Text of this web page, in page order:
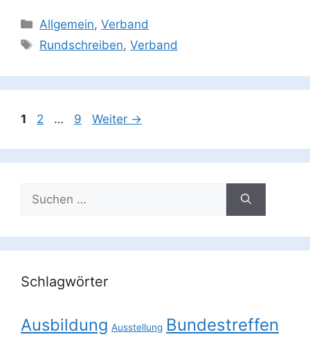
Kategorien
Allgemein,Verband
Schlagwörter
Rundschreiben,Verband
Seite
1 Seite
2 … Seite
9 Weiter →
nach:
Schlagwörter
Ausbildung Ausstellung Bundestreffen